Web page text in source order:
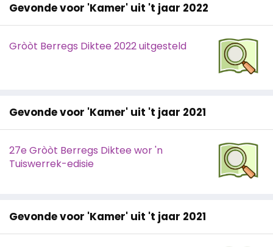
Gevonde voor 'Kamer' uit 't jaar 2022
Gròòt Berregs Diktee 2022 uitgesteld
Gevonde voor 'Kamer' uit 't jaar 2021
27e Gròòt Berregs Diktee wor 'n
Tuiswerrek-edisie
Gevonde voor 'Kamer' uit 't jaar 2021